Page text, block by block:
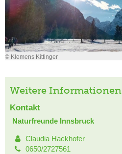
© Klemens Kittinger
Weitere Informationen
Kontakt
Naturfreunde Innsbruck
Claudia Hackhofer
0650/2727561